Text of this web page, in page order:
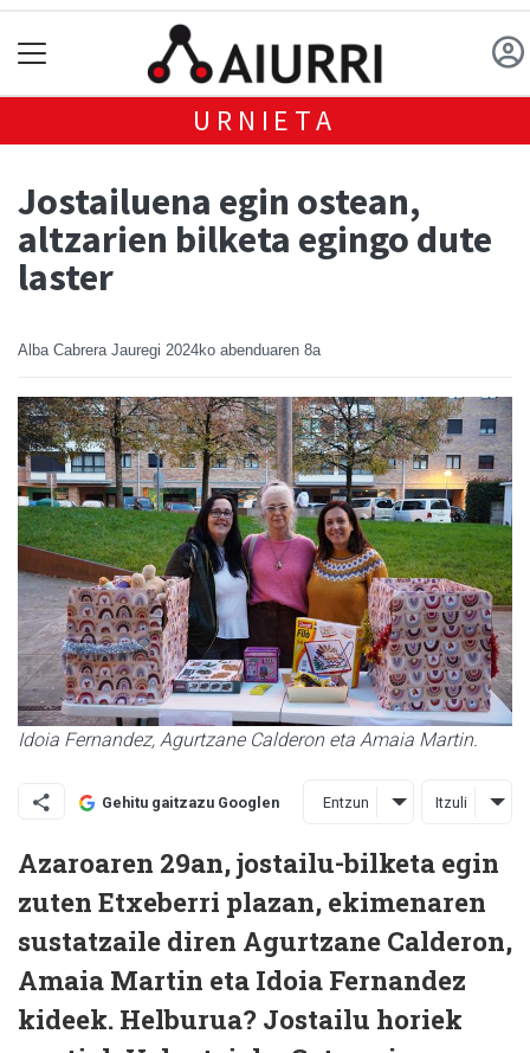
URNIETA
Jostailuena egin ostean,
altzarien bilketa egingo dute
laster
Alba Cabrera Jauregi 2024ko abenduaren 8a
Idoia Fernandez, Agurtzane Calderon eta Amaia Martin.
Gehitu gaitzazu Googlen Entzun Itzuli
Azaroaren 29an, jostailu-bilketa egin
zuten Etxeberri plazan, ekimenaren
sustatzaile diren Agurtzane Calderon,
Amaia Martin eta Idoia Fernandez
kideek. Helburua? Jostailu horiek